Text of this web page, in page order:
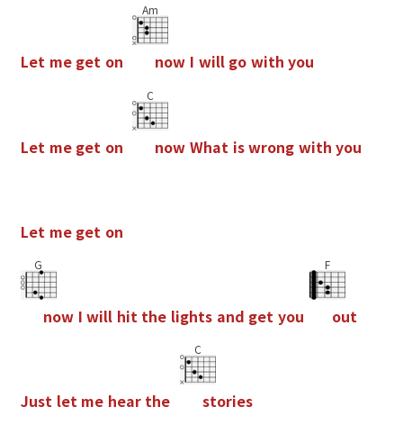
Let me get on
Am
now I will go with you
Let me get on
C
now What iswrong with you
Let me get on
G
now I will hit the lights and get you
F
out
Just let me hear the
C
stories